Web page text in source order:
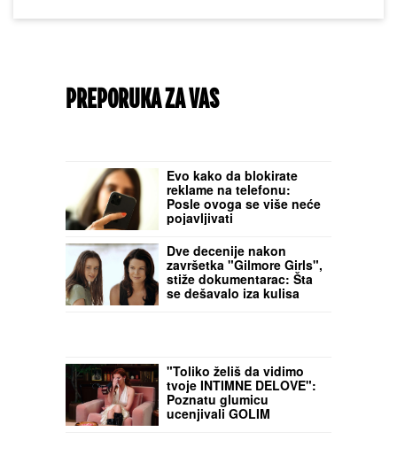
PREPORUKA ZA VAS
Evo kako da blokirate
reklame na telefonu:
Posle ovoga se više neće
pojavljivati
Dve decenije nakon
završetka "Gilmore Girls",
stiže dokumentarac: Šta
se dešavalo iza kulisa
"Toliko želiš da vidimo
tvoje INTIMNE DELOVE":
Poznatu glumicu
ucenjivali GOLIM